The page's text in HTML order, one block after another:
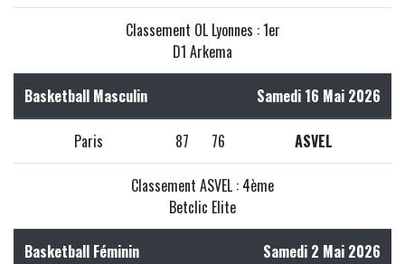
Classement OL Lyonnes : 1er
D1 Arkema
Basketball Masculin Samedi 16 Mai 2026
Paris 87 76 ASVEL
Classement ASVEL : 4ème
Betclic Elite
Basketball Féminin Samedi 2 Mai 2026